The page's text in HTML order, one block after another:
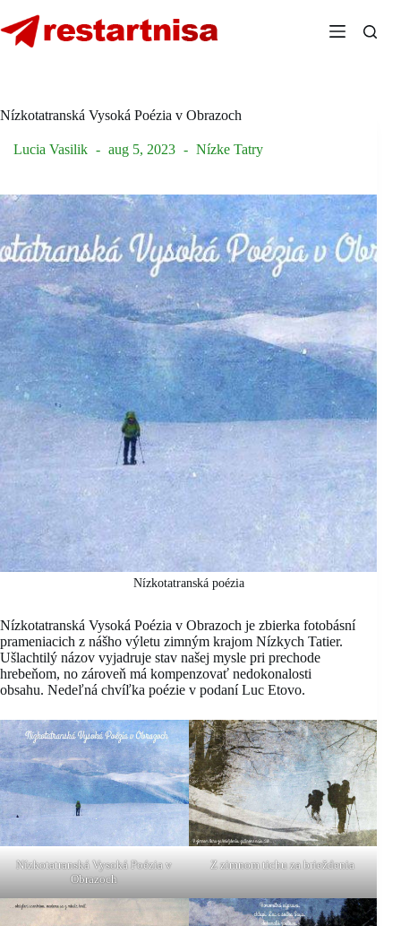
to
content
Nízkotatranská Vysoká Poézia v Obrazoch
Lucia Vasilik aug 5, 2023 Nízke Tatry
Nízkotatranská poézia
Nízkotatranská Vysoká Poézia v Obrazoch je zbierka fotobásní
prameniacich z nášho výletu zimným krajom Nízkych Tatier.
Ušlachtilý názov vyjadruje stav našej mysle pri prechode
hrebeňom, no zároveň má kompenzovať nedokonalosti
obsahu. Nedeľná chvíľka poézie v podaní Luc Etovo.
Nízkotatranská Vysoká Poézia v
Obrazoch
Z zimnom tichu za brieždenia